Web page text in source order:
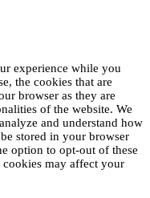
experience while you
the cookies that are
browser as they are
of the website. We
and understand how
stored in your browser
option to opt-out of these
may affect your